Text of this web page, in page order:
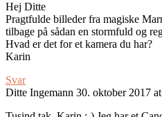
Hej Ditte
Pragtfulde billeder fra magiske
tilbage på sådan en stormfuld og
Hvad er det for et kamera du har?
Karin
Svar
Ditte Ingemann 30. oktober 2017